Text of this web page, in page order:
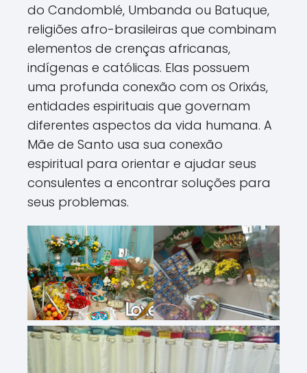
do Candomblé, Umbanda ou Batuque,
religiões afro-brasileiras que combinam
elementos de crenças africanas,
indígenas e católicas. Elas possuem
uma profunda conexão com os Orixás,
entidades espirituais que governam
diferentes aspectos da vida humana. A
Mãe de Santo usa sua conexão
espiritual para orientar e ajudar seus
consulentes a encontrar soluções para
seus problemas.